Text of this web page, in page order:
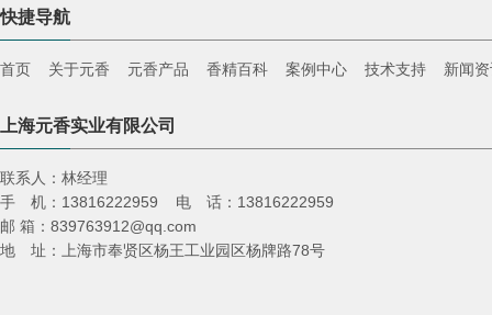
快捷导航
首页 关于元香 元香产品 香精百科 案例中心 技术支持 新闻
上海元香实业有限公司
联系人：林经理
手 机：13816222959 电 话：13816222959
邮 箱：839763912@qq.com
地 址：上海市奉贤区杨王工业园区杨牌路78号